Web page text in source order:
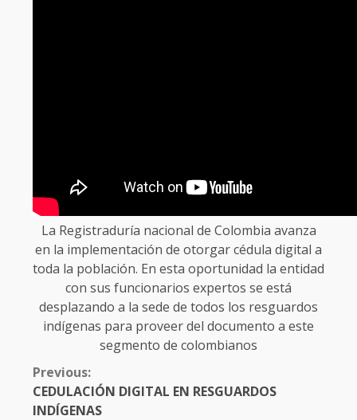
La Registraduría nacional de Colombia avanza
en la implementación de otorgar cédula digital a
toda la población. En esta oportunidad la entidad
con sus funcionarios expertos se está
desplazando a la sede de todos los resguardos
indígenas para proveer del documento a este
segmento de colombianos
CONTINUE
READING
Previous:
CEDULACIÓN DIGITAL EN RESGUARDOS
INDÍGENAS